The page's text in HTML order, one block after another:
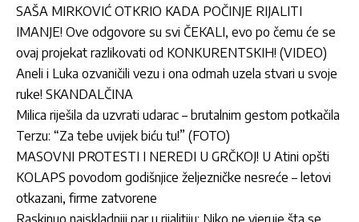
SAŠA MIRKOVIĆ OTKRIO KADA POČINJE RIJALITI
IMANJE! Ove odgovore su svi ČEKALI, evo po čemu će se
ovaj projekat razlikovati od KONKURENTSKIH! (VIDEO)
Aneli i Luka ozvaničili vezu i ona odmah uzela stvari u svoje
ruke! SKANDALČINA
Milica riješila da uzvrati udarac – brutalnim gestom potkačila
Terzu: “Za tebe uvijek biću tu!” (FOTO)
MASOVNI PROTESTI I NEREDI U GRČKOJ! U Atini opšti
KOLAPS povodom godišnjice željezničke nesreće – letovi
otkazani, firme zatvorene